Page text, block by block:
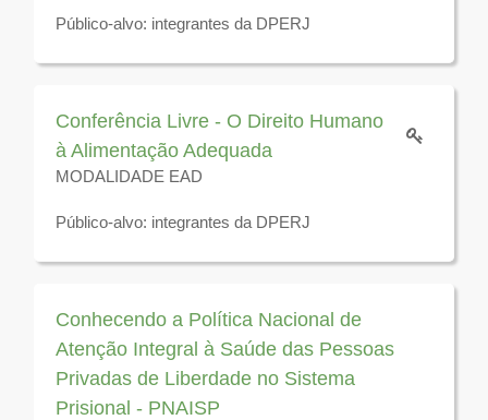
Público-alvo: integrantes da DPERJ
Disponível para visualização até 31 de dezembro de
Conferência Livre - O Direito Humano
à Alimentação Adequada
MODALIDADE EAD
Público-alvo: integrantes da DPERJ
Disponível para visualização até 31 de dezembro de
Conhecendo a Política Nacional de
Atenção Integral à Saúde das Pessoas
Privadas de Liberdade no Sistema
Prisional - PNAISP